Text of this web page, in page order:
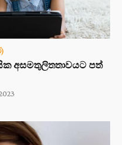
අසමතුලිතතාවයට පත්